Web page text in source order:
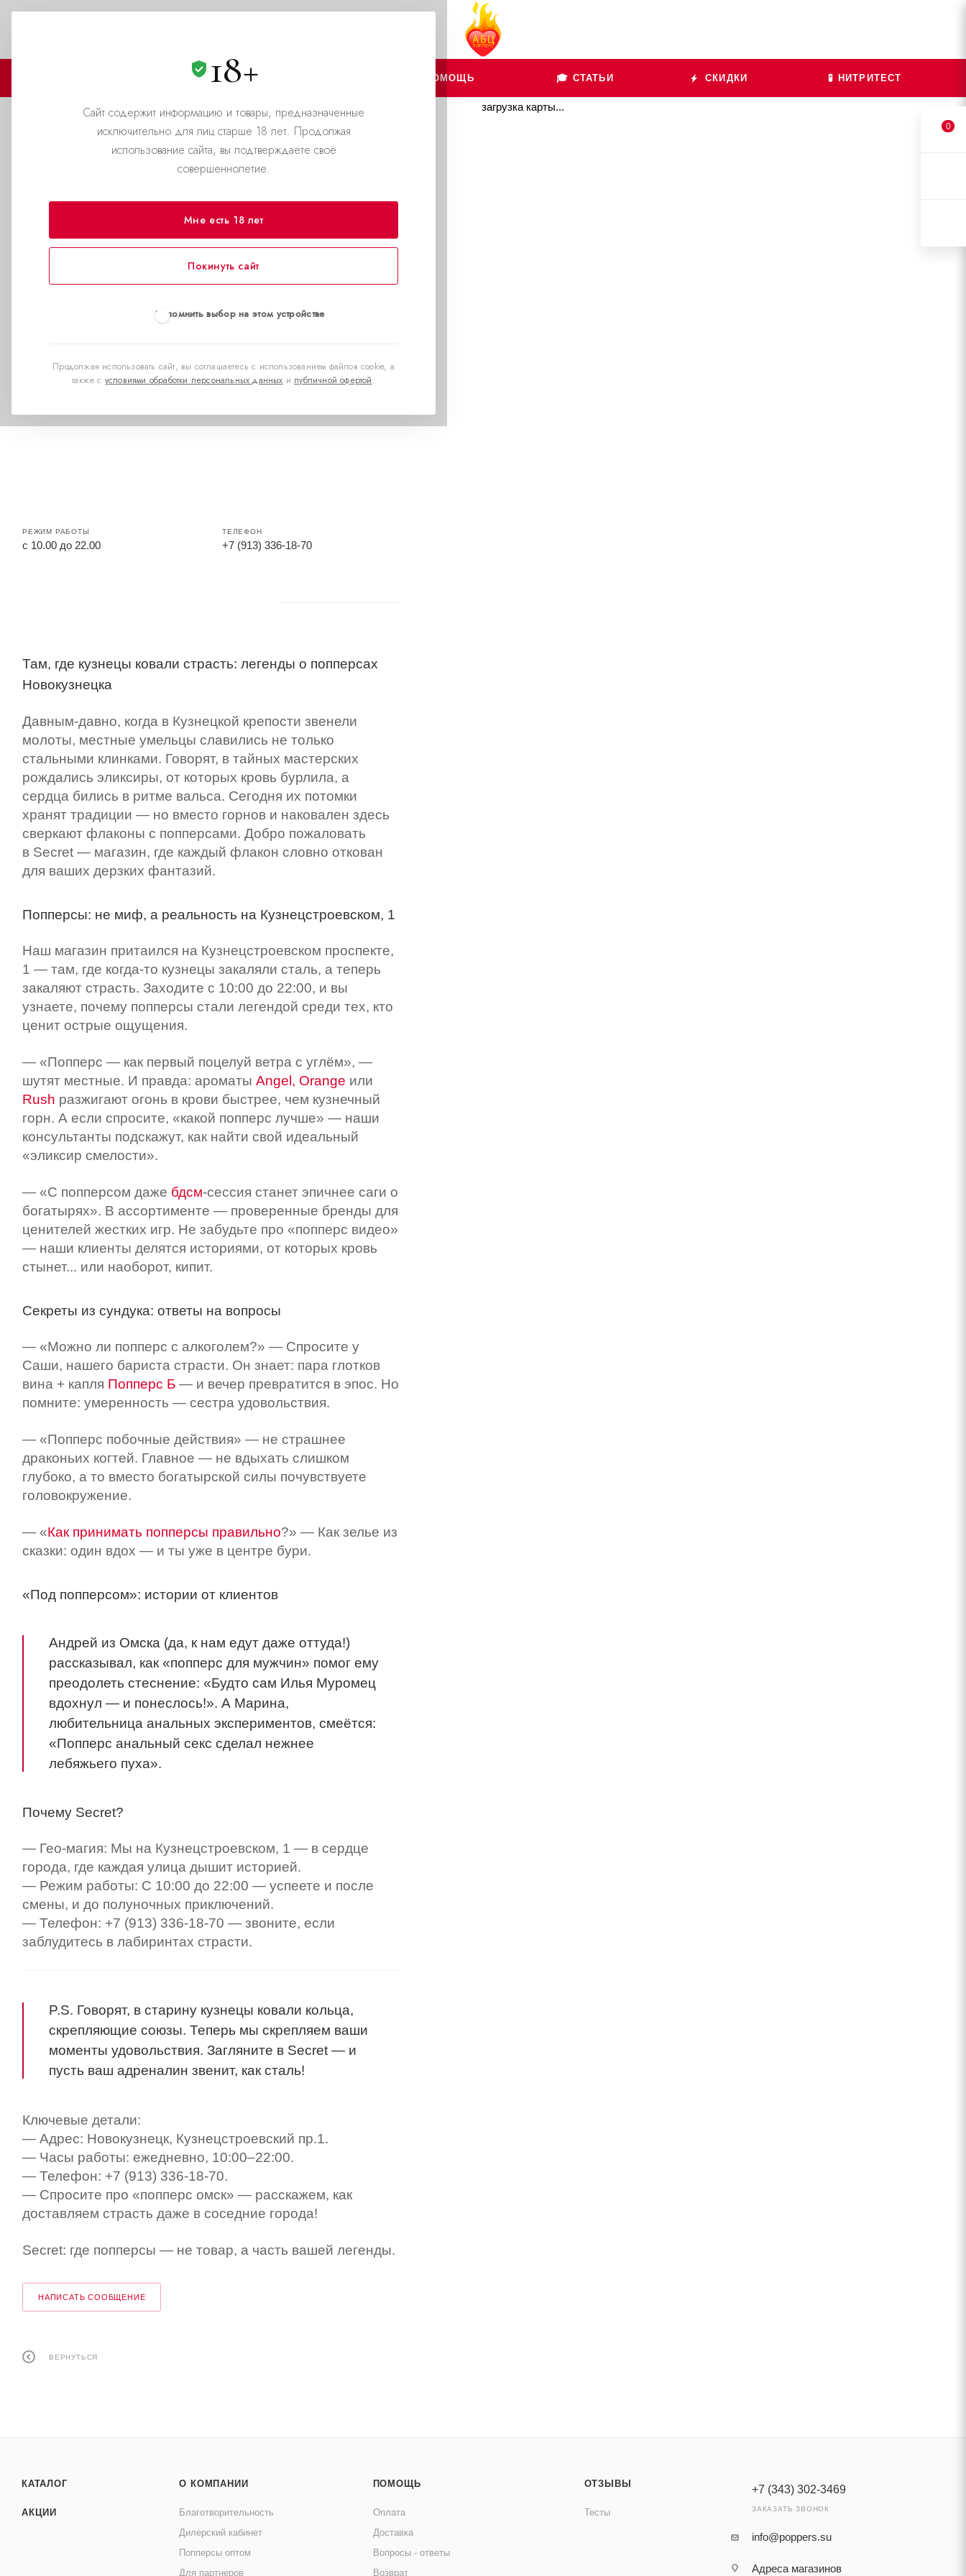
18+
Сайт содержит информацию и товары, предназначенные
исключительно для лиц старше 18 лет. Продолжая
использование сайта, вы подтверждаете своё
совершеннолетие.
Мне есть 18 лет
Покинуть сайт
Запомнить выбор на этом устройстве
Продолжая использовать сайт, вы соглашаетесь с использованием файлов cookie, а
также с условиями обработки персональных данных и публичной офертой.
🛒 КАТАЛОГ 👨🏻‍💻 ПОМОЩЬ 🎓 СТАТЬИ СКИДКИ 🧪 НИТРИТЕСТ
Новокузнецк ⏩ (тык сюда), пр.
Кузнецстроевский 1
РЕЖИМ РАБОТЫ
с 10.00 до 22.00
ТЕЛЕФОН
+7 (913) 336-18-70
Там, где кузнецы ковали страсть: легенды о попперсах
Новокузнецка
Давным-давно, когда в Кузнецкой крепости звенели
молоты, местные умельцы славились не только
стальными клинками. Говорят, в тайных мастерских
рождались эликсиры, от которых кровь бурлила, а
сердца бились в ритме вальса. Сегодня их потомки
хранят традиции — но вместо горнов и наковален здесь
сверкают флаконы с попперсами. Добро пожаловать
в Secret — магазин, где каждый флакон словно откован
для ваших дерзких фантазий.
Попперсы: не миф, а реальность на Кузнецстроевском, 1
Наш магазин притаился на Кузнецстроевском проспекте,
1 — там, где когда-то кузнецы закаляли сталь, а теперь
закаляют страсть. Заходите с 10:00 до 22:00, и вы
узнаете, почему попперсы стали легендой среди тех, кто
ценит острые ощущения.
— «Попперс — как первый поцелуй ветра с углём», —
шутят местные. И правда: ароматы Angel, Orange или
Rush разжигают огонь в крови быстрее, чем кузнечный
горн. А если спросите, «какой попперс лучше» — наши
консультанты подскажут, как найти свой идеальный
«эликсир смелости».
— «С попперсом даже бдсм-сессия станет эпичнее саги о
богатырях». В ассортименте — проверенные бренды для
ценителей жестких игр. Не забудьте про «попперс видео»
— наши клиенты делятся историями, от которых кровь
стынет... или наоборот, кипит.
Секреты из сундука: ответы на вопросы
— «Можно ли попперс с алкоголем?» — Спросите у
Саши, нашего бариста страсти. Он знает: пара глотков
вина + капля Попперс Б — и вечер превратится в эпос. Но
помните: умеренность — сестра удовольствия.
— «Попперс побочные действия» — не страшнее
драконьих когтей. Главное — не вдыхать слишком
глубоко, а то вместо богатырской силы почувствуете
головокружение.
— «Как принимать попперсы правильно?» — Как зелье из
сказки: один вдох — и ты уже в центре бури.
«Под попперсом»: истории от клиентов
Андрей из Омска (да, к нам едут даже оттуда!)
рассказывал, как «попперс для мужчин» помог ему
преодолеть стеснение: «Будто сам Илья Муромец
вдохнул — и понеслось!». А Марина,
любительница анальных экспериментов, смеётся:
«Попперс анальный секс сделал нежнее
лебяжьего пуха».
Почему Secret?
— Гео-магия: Мы на Кузнецстроевском, 1 — в сердце
города, где каждая улица дышит историей.
— Режим работы: С 10:00 до 22:00 — успеете и после
смены, и до полуночных приключений.
— Телефон: +7 (913) 336-18-70 — звоните, если
заблудитесь в лабиринтах страсти.
P.S. Говорят, в старину кузнецы ковали кольца,
скрепляющие союзы. Теперь мы скрепляем ваши
моменты удовольствия. Загляните в Secret — и
пусть ваш адреналин звенит, как сталь!
Ключевые детали:
— Адрес: Новокузнецк, Кузнецстроевский пр.1.
— Часы работы: ежедневно, 10:00–22:00.
— Телефон: +7 (913) 336-18-70.
— Спросите про «попперс омск» — расскажем, как
доставляем страсть даже в соседние города!
Secret: где попперсы — не товар, а часть вашей легенды.
НАПИСАТЬ СООБЩЕНИЕ
ВЕРНУТЬСЯ
загрузка карты...
КАТАЛОГ
АКЦИИ
О КОМПАНИИ
Благотворительность
Дилерский кабинет
Попперсы оптом
Для партнеров
ПОМОЩЬ
Оплата
Доставка
Вопросы - ответы
Возврат
ОТЗЫВЫ
Тесты
+7 (343) 302-3469
ЗАКАЗАТЬ ЗВОНОК
info@poppers.su
Адресамагазинов
0